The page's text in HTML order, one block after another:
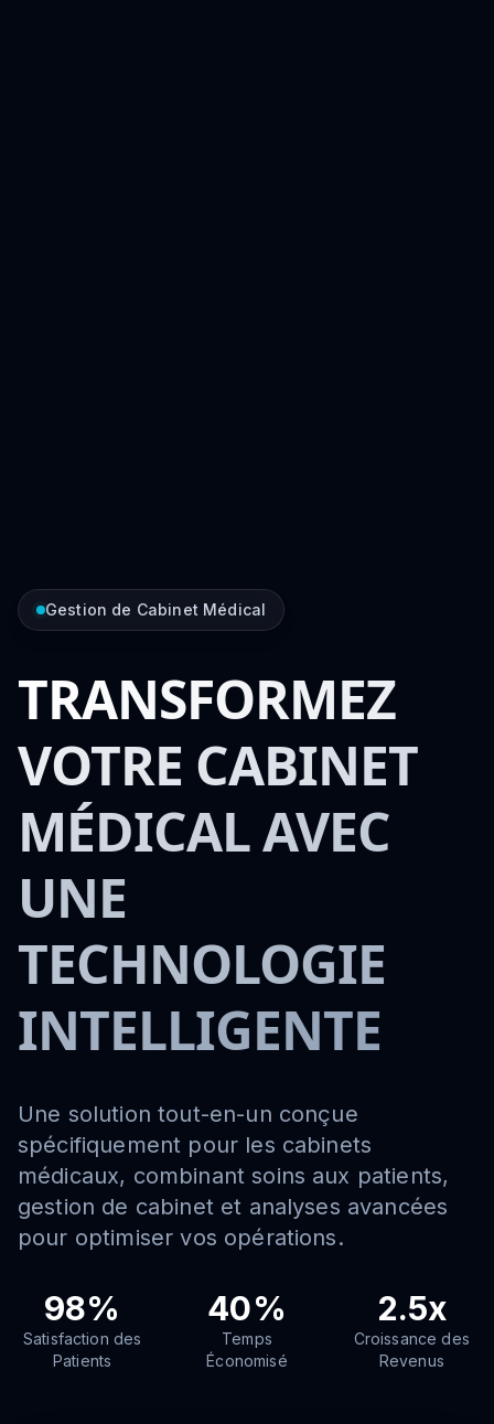
Gestion de Cabinet Médical
TRANSFORMEZ
VOTRE CABINET
MÉDICAL AVEC
UNE
TECHNOLOGIE
INTELLIGENTE
Une solution tout-en-un conçue
spécifiquement pour les cabinets
médicaux, combinant soins aux patients,
gestion de cabinet et analyses avancées
pour optimiser vos opérations.
98%
Satisfaction des
Patients
40%
Temps
Économisé
2.5x
Croissance des
Revenus